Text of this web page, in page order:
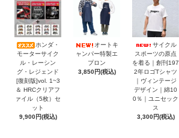
ホンダ・
モーターサイク
ル・レーシン
グ・レジェンド
[復刻版]vol. 1~3
＆ HRCクリアフ
ァイル（5枚）セ
ット
9,900円(税込)
オートキ
ャンパー特製エ
プロン
3,850円(税込)
サイクル
スポーツの原点
を着る｜創刊197
2年ロゴTシャツ
｜ヴィンテージ
デザイン｜綿10
0％｜ユニセック
ス
3,300円(税込)